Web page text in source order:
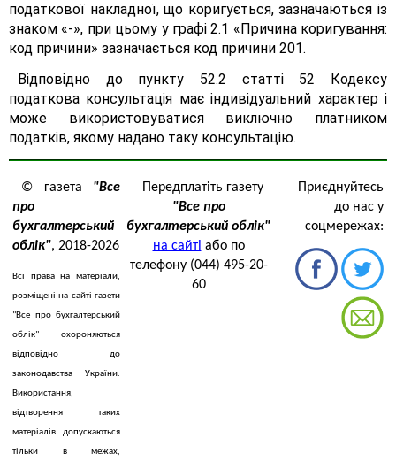
податкової накладної, що коригується, зазначаються із
знаком «-», при цьому у графі 2.1 «Причина коригування:
код причини» зазначається код причини 201.
Відповідно до пункту 52.2 статті 52 Кодексу
податкова консультація має індивідуальний характер і
може використовуватися виключно платником
податків, якому надано таку консультацію.
© газета "Все
про
бухгалтерський
облік", 2018-2026
Всі права на матеріали,
розміщені на сайті газети
"Все про бухгалтерський
облік" охороняються
відповідно до
законодавства України.
Використання,
відтворення таких
матеріалів допускаються
тільки в межах,
Передплатіть газету
"Все про
бухгалтерський облік"
на сайті або по
телефону (044) 495-20-
60
Приєднуйтесь
до нас у
соцмережах: